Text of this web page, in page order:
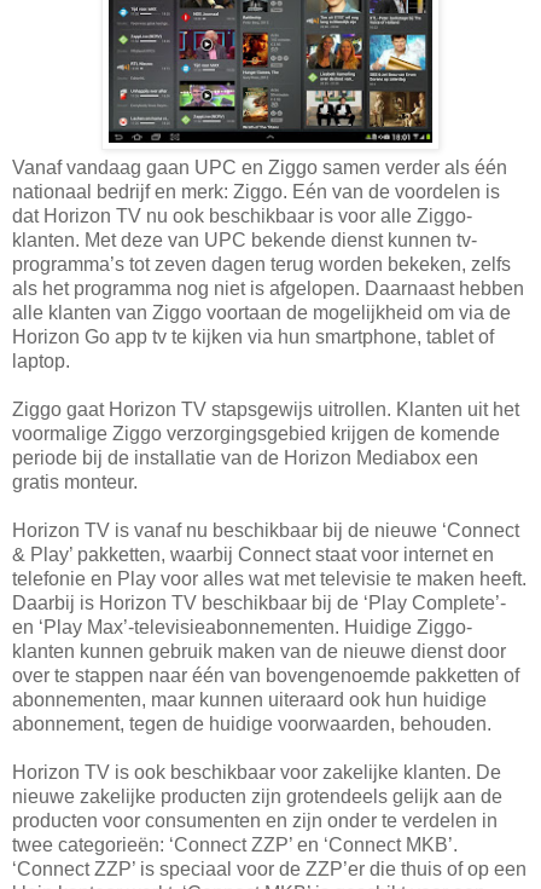
Vanaf vandaag gaan UPC en Ziggo samen verder als één
nationaal bedrijf en merk: Ziggo. Eén van de voordelen is
dat Horizon TV nu ook beschikbaar is voor alle Ziggo-
klanten. Met deze van UPC bekende dienst kunnen tv-
programma’s tot zeven dagen terug worden bekeken, zelfs
als het programma nog niet is afgelopen. Daarnaast hebben
alle klanten van Ziggo voortaan de mogelijkheid om via de
Horizon Go app tv te kijken via hun smartphone, tablet of
laptop.
Ziggo gaat Horizon TV stapsgewijs uitrollen. Klanten uit het
voormalige Ziggo verzorgingsgebied krijgen de komende
periode bij de installatie van de Horizon Mediabox een
gratis monteur.
Horizon TV is vanaf nu beschikbaar bij de nieuwe ‘Connect
& Play’ pakketten, waarbij Connect staat voor internet en
telefonie en Play voor alles wat met televisie te maken heeft.
Daarbij is Horizon TV beschikbaar bij de ‘Play Complete’-
en ‘Play Max’-televisieabonnementen. Huidige Ziggo-
klanten kunnen gebruik maken van de nieuwe dienst door
over te stappen naar één van bovengenoemde pakketten of
abonnementen, maar kunnen uiteraard ook hun huidige
abonnement, tegen de huidige voorwaarden, behouden.
Horizon TV is ook beschikbaar voor zakelijke klanten. De
nieuwe zakelijke producten zijn grotendeels gelijk aan de
producten voor consumenten en zijn onder te verdelen in
twee categorieën: ‘Connect ZZP’ en ‘Connect MKB’.
‘Connect ZZP’ is speciaal voor de ZZP’er die thuis of op een